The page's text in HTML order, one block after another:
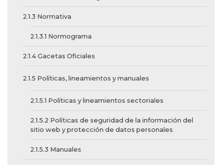
2.1.3 Normativa
2.1.3.1 Normograma
2.1.4 Gacetas Oficiales
2.1.5 Políticas, lineamientos y manuales
2.1.5.1 Políticas y lineamientos sectoriales
2.1.5.2 Políticas de seguridad de la información del
sitio web y protección de datos personales
2.1.5.3 Manuales